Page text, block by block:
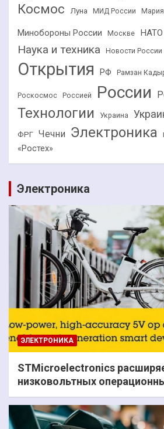
Космос Луна МИД России
Минобороны России Москве НАТО
Наука и техника Новости России
Открытия РФ Рамзан
Роскосмос Россией России
Технологии Украина
ФРГ Чечни Электроника
«Ростех»
Электроника
ЭЛЕКТРОНИКА
STMicroelectronics
низковольтных